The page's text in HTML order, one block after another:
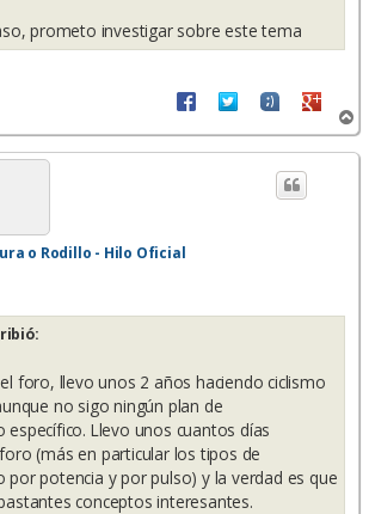
prometo investigar sobre este tema
r
r
o Rodillo - Hilo Oficial
foro, llevo unos 2 años haciendo ciclismo
no sigo ningún plan de
específico. Llevo unos cuantos días
(más en particular los tipos de
por potencia y por pulso) y la verdad es que
conceptos interesantes.